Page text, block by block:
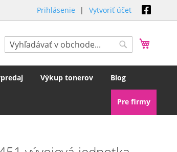
Prihlásenie Vytvoriť účet
Hľadať
Výkup tonerov Blog
Pre firmy